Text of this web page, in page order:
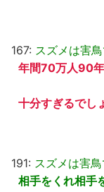
167: スズメは害
年間70万人90
十分すぎるでし
191: スズメは害
相手をくれ相手